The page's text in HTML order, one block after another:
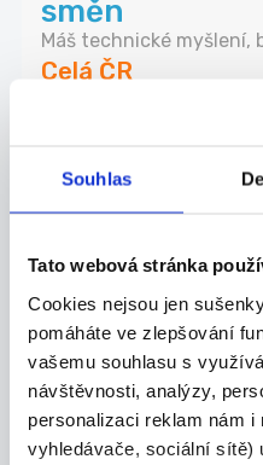
Souhlas
Tato webová stránka
Cookies nejsou jen
pomáháte ve zlepšování
vašemu souhlasu s
návštěvnosti, analýzy,
personalizaci reklam nám i
vyhledávače, sociální sítě)
směn
Máš technické myšlení,
Celá ČR
SKLADNÍK |
nočních směn
Hledáš stabilní práci,
Celá ČR
Grafton Recruitment